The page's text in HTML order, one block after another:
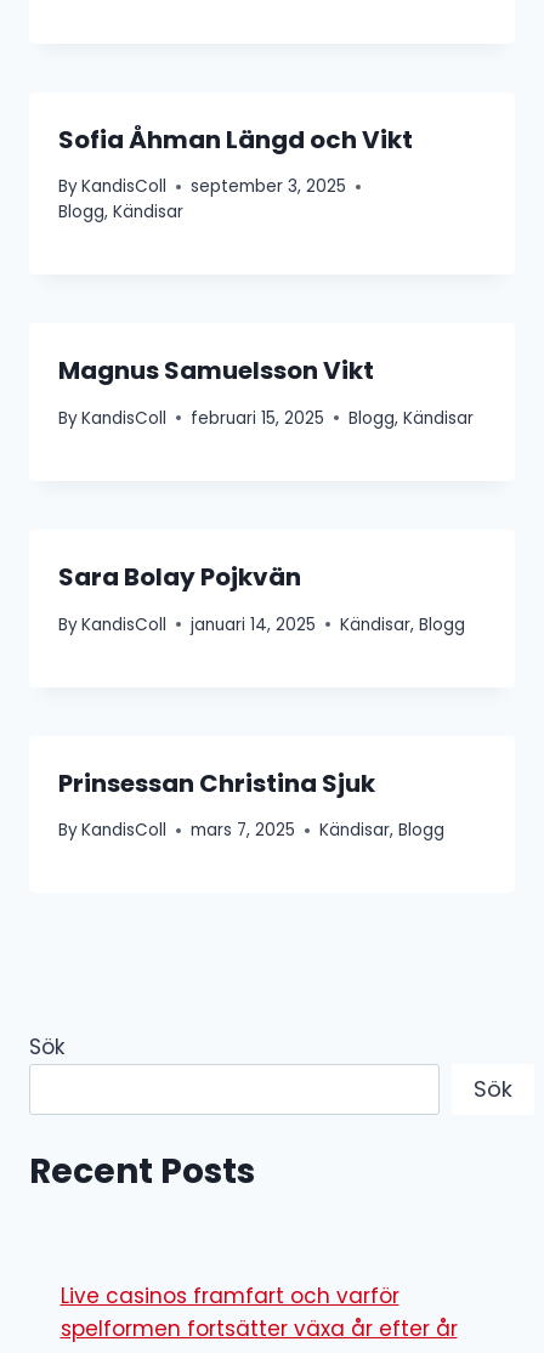
Sofia Åhman Längd och Vikt
ByKandisColl
september 3, 2025
Blogg, Kändisar
Magnus Samuelsson Vikt
ByKandisColl februari 15, 2025 Blogg,Kändisar
Sara Bolay Pojkvän
ByKandisColl januari 14, 2025 Kändisar,Blogg
Prinsessan Christina Sjuk
ByKandisColl mars 7, 2025 Kändisar,Blogg
Sök
Sök
Recent Posts
Live casinos framfart och varför
spelformen fortsätter växa år efter år